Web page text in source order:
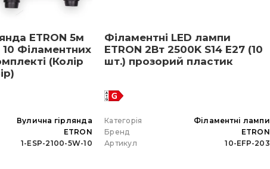
ETRON 5м
10 Філаментних
(Колір
Вулична гірлянда
ETRON
1-ESP-2100-5W-10
Філаментні LED лампи
ETRON 2Вт 2500K S14 E27 (10
шт.) прозорий пластик
Категорія
Філаментні лампи
Бренд
ETRON
Артикул
10-EFP-203